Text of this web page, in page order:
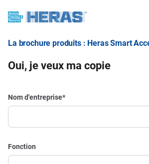
La brochure produits : Heras Smart
Oui, je veux ma copie
Nom d'entreprise*
Fonction